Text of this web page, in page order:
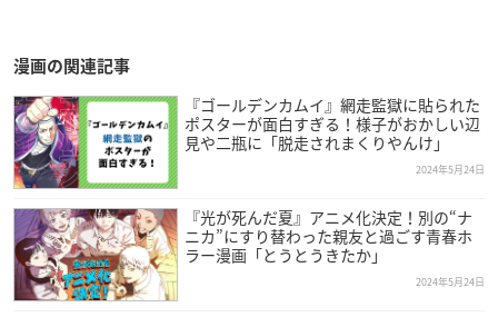
漫画の関連記事
『ゴールデンカムイ』網走監獄に貼られた
ポスターが面白すぎる！様子がおかしい辺
見や二瓶に「脱走されまくりやんけ」
2024年5月24日
『光が死んだ夏』アニメ化決定！別の“ナ
ニカ”にすり替わった親友と過ごす青春ホ
ラー漫画「とうとうきたか」
2024年5月24日